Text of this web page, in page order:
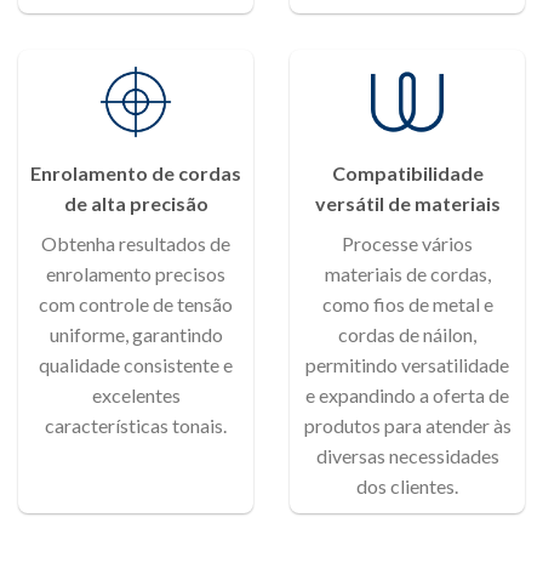
Enrolamento de cordas
de alta precisão
Obtenha resultados de
enrolamento precisos
com controle de tensão
uniforme, garantindo
qualidade consistente e
excelentes
características tonais.
Compatibilidade
versátil de materiais
Processe vários
materiais de cordas,
como fios de metal e
cordas de náilon,
permitindo versatilidade
e expandindo a oferta de
produtos para atender às
diversas necessidades
dos clientes.